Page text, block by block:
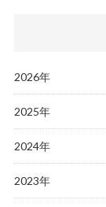
2026年
2025年
2024年
2023年